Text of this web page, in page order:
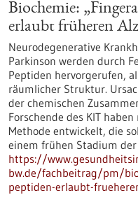
Biochemie:
erlaubt früheren
Neurodegenerative
Parkinson werden durch
Peptiden hervorgerufen,
räumlicher Struktur.
der chemischen
Forschende des KIT
Methode entwickelt, die
einem frühen Stadium
https://
bw.de/fachbeitrag/pm/
peptiden-erlaubt-